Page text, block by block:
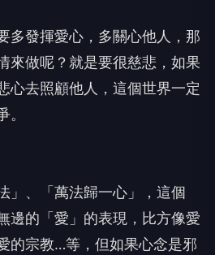
多發揮愛心，多關心他人，那
來做呢？就是要很慈悲，如果
心去照顧他人，這個世界一定
」、「萬法歸一心」，這個
邊的「愛」的表現，比方像愛
的宗教…等，但如果心念是邪